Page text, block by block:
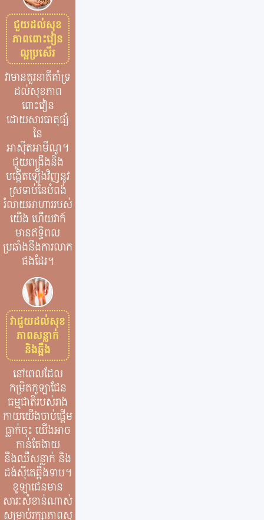
ជួយដល់សុខ
ភាពពោះវៀន
ល្អប្រសើរ
វាមានតួរនាតីគាំទ្រ
ដល់សុខភាព
ពោះវៀន
ដោយសារធាតុផ្សំ
នៃ
អាស៊ីតអាមីណូ។​
ជួយពង្រឹងនិង
បង្កើតឡើងវិញនូវ
ស្រទាប់នៃបំពង់
រំលាយអាហាររបស់
យើង ហើយវាក៍
មានឥទ្ធិពល
ប្រឆាំងនឹងការលាក
ផងដែរ។
វាជួយដល់សុខ
ភាពសន្លាក់
និងឆ្អឹង
នៅពេលដែល
កម្រិតកូឡាជែន
ធម្មជាតិរបស់រាង
កាយយើងចាប់ផ្តើម
ធ្លាក់ចុះ យើងអាច
កាន់តែងាយ
នឹងឈឺសន្លាក់ និង
ដង់ស៊ីតេឆ្អឹងទាប។
ខូឡាជេនមាន
សារៈសំខាន់ណាស់
សម្រាប់រក្សាភាពសុ